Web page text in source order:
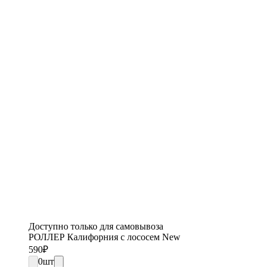
Доступно только для самовывоза
РОЛЛЕР Калифорния с лососем New
590₽
0шт